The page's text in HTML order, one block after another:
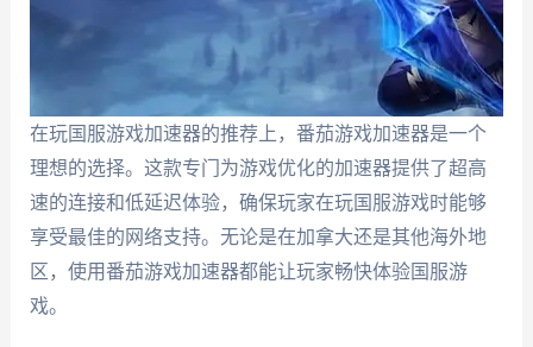
在玩国服游戏加速器的推荐上，番茄游戏加速器是一个
理想的选择。这款专门为游戏优化的加速器提供了超高
速的连接和低延迟体验，确保玩家在玩国服游戏时能够
享受最佳的网络支持。无论是在加拿大还是其他海外地
区，使用番茄游戏加速器都能让玩家畅快体验国服游
戏。